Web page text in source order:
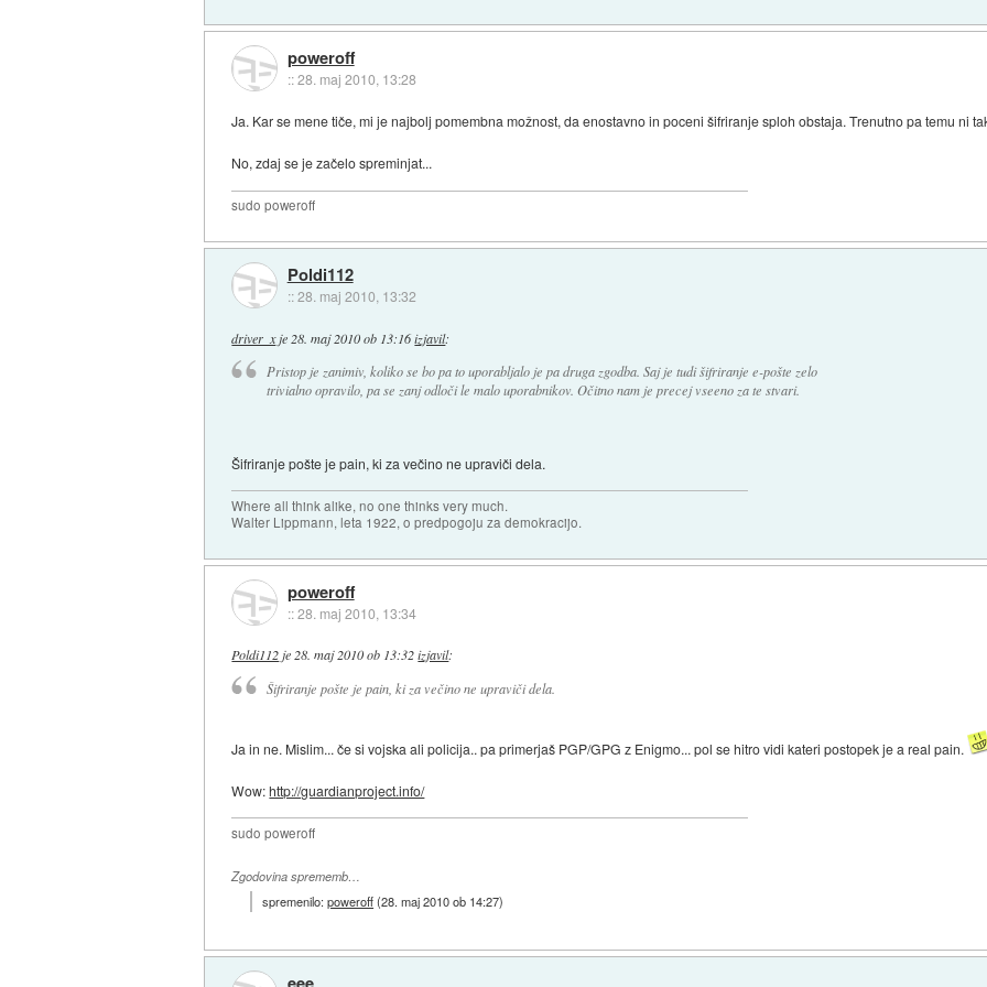
poweroff
::28. maj 2010, 13:28
Ja. Kar se mene tiče, mi je najbolj pomembna možnost, da enostavno in poceni šifriranje sploh obstaja. Trenutno pa temu ni
No, zdaj se je začelo spreminjat...
sudo poweroff
Poldi112
::28. maj 2010, 13:32
driver_xje 28. maj 2010 ob 13:16 izjavil:
Pristop je zanimiv, koliko se bo pa to uporabljalo je pa druga zgodba. Saj je tudi šifriranje e-pošte zelo
trivialno opravilo, pa se zanj odloči le malo uporabnikov. Očitno nam je precej vseeno za te stvari.
Šifriranje pošte je pain, ki za večino ne upraviči dela.
Where all think alike, no one thinks very much.
Walter Lippmann, leta 1922, o predpogoju za demokracijo.
poweroff
::28. maj 2010, 13:34
Poldi112je28. maj 2010 ob 13:32 izjavil:
Šifriranje pošte je pain, ki za večino ne upraviči dela.
Ja in ne. Mislim... če si vojska ali policija.. pa primerjaš PGP/GPG z Enigmo... pol se hitro vidi kateri postopek je a real pain.
Wow:http://guardianproject.info/
sudo poweroff
Zgodovina sprememb…
spremenilo:poweroff(28. maj 2010 ob 14:27)